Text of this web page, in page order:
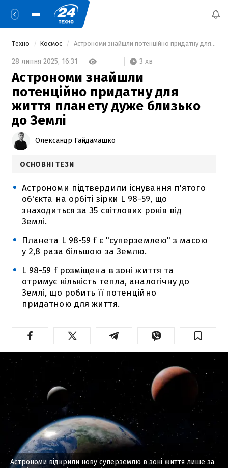
Техно Космос Астрономи знайшли потенційно придатну для життя планету дуже близько до Землі
28 липня 2025, 16:31 3 хв
Астрономи знайшли
потенційно придатну для
життя планету дуже близько
до Землі
Олександр Гайдамашко
ОСНОВНІ ТЕЗИ
Астрономи підтвердили існування п'ятого
об'єкта на орбіті зірки L 98-59, що
знаходиться за 35 світлових років від
Землі.
Планета L 98-59 f є "суперземлею" з масою
у 2,8 раза більшою за Землю.
L 98-59 f розміщена в зоні життя та
отримує кількість тепла, аналогічну до
Землі, що робить її потенційно
придатною для життя.
Астрономи відкрили нову суперземлю в зоні життя лише за